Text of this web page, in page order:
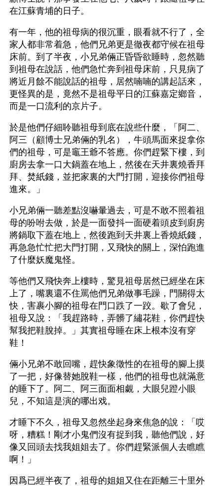
在江蘇青埔的日子。
有一年，他的祖母病的很沉重，眼看就不行了，全
家人都非常着急，他們兄弟更是徹夜都守候在祖母
床前。到了半夜，小兄弟倆正昏昏欲睡時，忽然聽
到祖母在說話，他們急忙奔到祖母床前，只見病了
將近月餘不能說話的祖母，居然喃喃的講起話來，
更怪異的是，竟然不是祖母平日的江蘇嘉定鄉音，
而是一口流利的京片子。
於是他們仔細聆聽祖母到底在說些什麼，「阿二、
阿三（顧博士兄弟倆的乳名），牛頭馬面來捉拿你
們的祖母，可是竈王爺不答應。你們趕緊下樓，到
廚房去拿一口大鍋蓋在地上，然後在天井裏燒香拜
拜、焚紙錢，並把家裏的大門打開，迎接你們祖母
進來。」
小兄弟倆一聽差點沒嚇暈過去，可是不敢不照着祖
母的吩咐去做，於是一面發抖一面硬着頭皮到廚房
將鍋取下蓋在地上，然後跑到天井裏上香燒紙錢，
再急急忙忙把大門打開，又飛快的關上，深怕跑進
了什麼妖魔鬼怪。
等他們又飛快奔上樓時，驚見祖母居然已經坐在床
上了，嘴裏還不住罵他們兄弟做事毛躁，門關得太
快，害裹小腳的祖母在門口跌了一跤。歇了會兒，
祖母又說：「我趕路時，弄髒了繡花鞋，你們趕快
幫我把鞋脫掉。」其實祖母睡在床上根本沒有穿
鞋！
倆小兄弟不敢回嘴，趕快象徵性的在祖母的腳上摸
了一把，好像替她脫鞋一樣，他們的祖母也就滿意
的睡下了。阿二、阿三面面相覷，大眼兒蹬小眼
兒，不知這是演的哪出戏。
才睡下不久，祖母又忽然坐起身來焦急的說：「哎
呀，糟糕！剛才小鬼們沒有捉到我，聽他們說，好
像又回頭去找我姐姐去了。你們趕緊派個人去瞧瞧
啊！」
因爲已經半夜了，祖母的姐姐又住在距離三十里外